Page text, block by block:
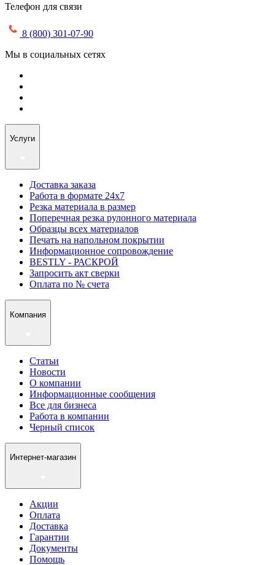
Телефон для связи
8 (800) 301-07-90
Мы в социальных сетях
Услуги
Доставка заказа
Работа в формате 24х7
Резка материала в размер
Поперечная резка рулонного материала
Образцы всех материалов
Печать на напольном покрытии
Информационное сопровождение
BESTLY - РАСКРОЙ
Запросить акт сверки
Оплата по № счета
Компания
Статьи
Новости
О компании
Информационные сообщения
Все для бизнеса
Работа в компании
Черный список
Интернет-магазин
Акции
Оплата
Доставка
Гарантии
Документы
Помощь